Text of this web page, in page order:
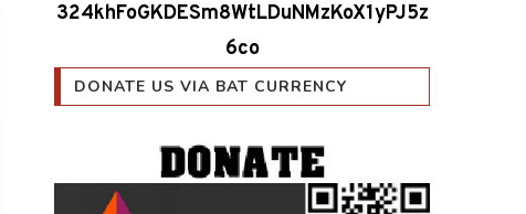
324khFoGKDESm8WtLDuNMzKoX1yPJ5z
6co
DONATE US VIA BAT CURRENCY